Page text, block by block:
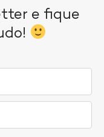
e fique